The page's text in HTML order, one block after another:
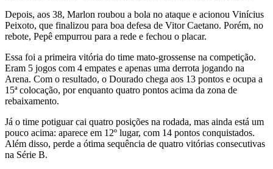
Depois, aos 38, Marlon roubou a bola no ataque e acionou Vinícius
Peixoto, que finalizou para boa defesa de Vitor Caetano. Porém, no
rebote, Pepê empurrou para a rede e fechou o placar.
Essa foi a primeira vitória do time mato-grossense na competição.
Eram 5 jogos com 4 empates e apenas uma derrota jogando na
Arena. Com o resultado, o Dourado chega aos 13 pontos e ocupa a
15ª colocação, por enquanto quatro pontos acima da zona de
rebaixamento.
Já o time potiguar cai quatro posições na rodada, mas ainda está um
pouco acima: aparece em 12º lugar, com 14 pontos conquistados.
Além disso, perde a ótima sequência de quatro vitórias consecutivas
na Série B.